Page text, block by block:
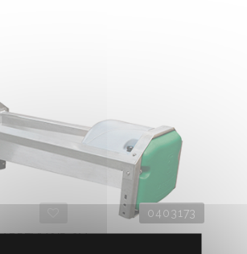
0403173
ABREUVOIR GV 150